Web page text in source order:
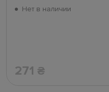
Нет в наличии
271 ₴